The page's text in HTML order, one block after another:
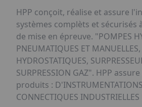
HPP conçoit, réalise et assure
systèmes complèts et sécurisés
de mise en épreuve. "POMPES
PNEUMATIQUES ET
HYDROSTATIQUES,
SURPRESSION GAZ". HPP
produits :
CONNECTIQUES